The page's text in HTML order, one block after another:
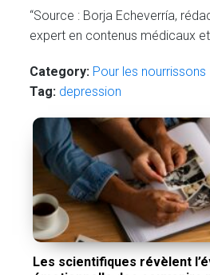
“Source : Borja Echeverría,
expert en contenus médicaux et
Category: Pour les nourrissons
Tag: depression
Les scientifiques révèlent